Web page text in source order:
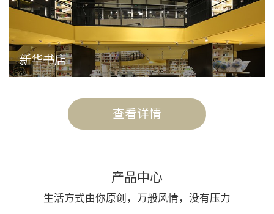
新华书店
查看详情
产品中心
生活方式由你原创，万般风情，没有压力